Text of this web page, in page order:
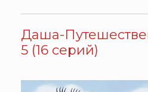
Даша-
5 (16 серий)